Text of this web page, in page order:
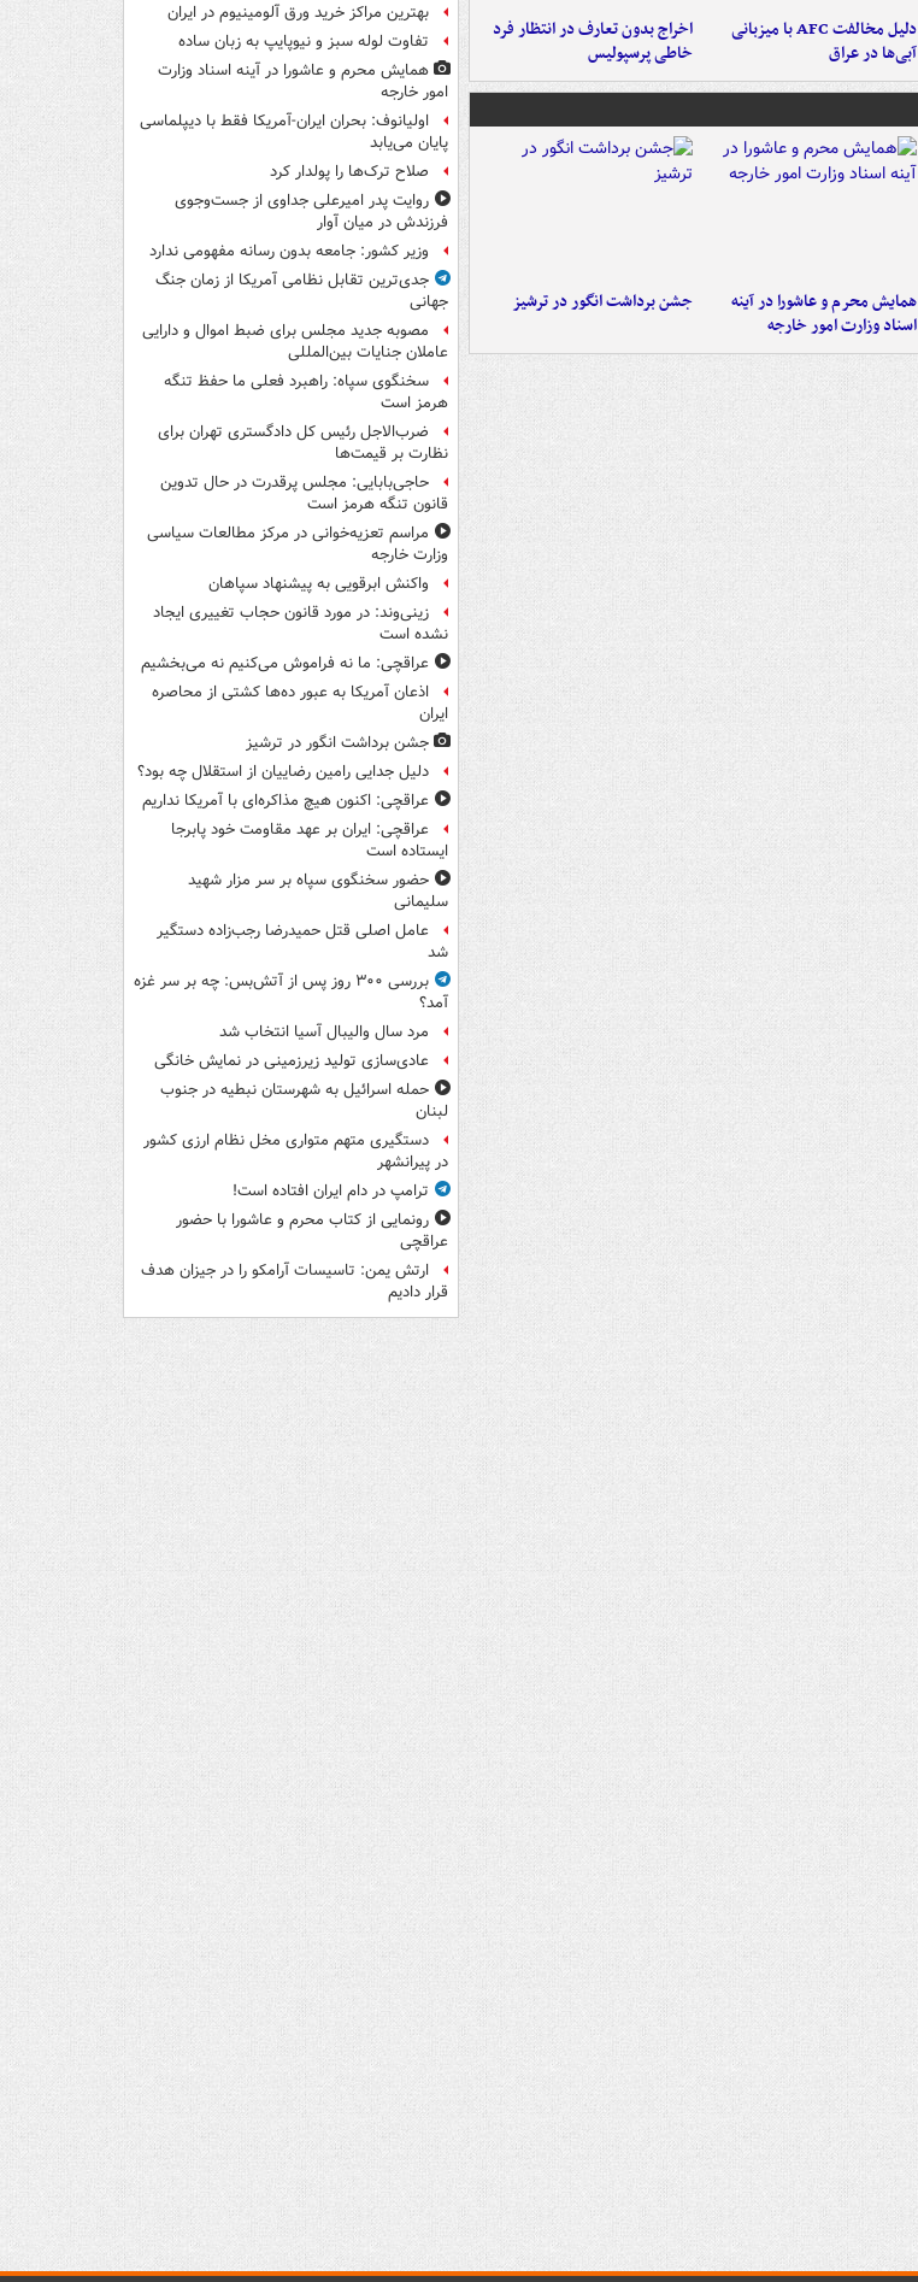
دلیل مخالفت AFC با میزبانی
آبی‌ها در عراق
اخراج بدون تعارف در انتظار فرد
خاطی پرسپولیس
همایش محرم و عاشورا در آینه
اسناد وزارت امور خارجه
جشن برداشت انگور در ترشیز
بهترین مراکز خرید ورق آلومینیوم در ایران
تفاوت لوله سبز و نیوپایپ به زبان ساده
همایش محرم و عاشورا در آینه اسناد وزارت
امور خارجه
اولیانوف: بحران ایران-آمریکا فقط با دیپلماسی
پایان می‌یابد
صلاح ترک‌ها را پولدار کرد
روایت پدر امیرعلی جداوی از جست‌وجوی
فرزندش در میان آوار
وزیر کشور: جامعه بدون رسانه مفهومی ندارد
جدی‌ترین تقابل نظامی آمریکا از زمان جنگ
جهانی
مصوبه جدید مجلس برای ضبط اموال و دارایی
عاملان جنایات بین‌المللی
سخنگوی سپاه: راهبرد فعلی ما حفظ تنگه
هرمز است
ضرب‌الاجل رئیس کل دادگستری تهران برای
نظارت بر قیمت‌ها
حاجی‌بابایی: مجلس پرقدرت در حال تدوین
قانون تنگه هرمز است
مراسم تعزیه‌خوانی در مرکز مطالعات سیاسی
وزارت خارجه
واکنش ابرقویی به پیشنهاد سپاهان
زینی‌وند: در مورد قانون حجاب تغییری ایجاد
نشده است
عراقچی: ما نه فراموش می‌کنیم نه می‌بخشیم
اذعان آمریکا به عبور ده‌ها کشتی از محاصره
ایران
جشن برداشت انگور در ترشیز
دلیل جدایی رامین رضاییان از استقلال چه بود؟
عراقچی: اکنون هیچ مذاکره‌ای با آمریکا نداریم
عراقچی: ایران بر عهد مقاومت خود پابرجا
ایستاده است
حضور سخنگوی سپاه بر سر مزار شهید
سلیمانی
عامل اصلی قتل حمیدرضا رجب‌زاده دستگیر
شد
بررسی ۳۰۰ روز پس از آتش‌بس: چه بر سر غزه
آمد؟
مرد سال والیبال آسیا انتخاب شد
عادی‌سازی تولید زیرزمینی در نمایش خانگی
حمله اسرائیل به شهرستان نبطیه در جنوب
لبنان
دستگیری متهم متواری مخل نظام ارزی کشور
در پیرانشهر
ترامپ در دام ایران افتاده است!
رونمایی از کتاب محرم و عاشورا با حضور
عراقچی
ارتش یمن: تاسیسات آرامکو را در جیزان هدف
قرار دادیم